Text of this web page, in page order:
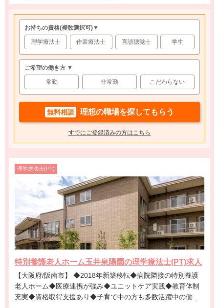
お持ちの資格(複数選択可)▼
理学療法士 作業療法士 言語聴覚士 学生
ご希望の働き方 ▼
常勤 非常勤 こだわらない
無料相談 理想の職場を探してもらう
すでにご登録済みの方はこちら
理学療法士(PT)
特別養護老人ホーム玉井泉陽園の理学療法士(PT)求人
【大阪府/阪南市】 ◆2018年新築移転◆病院隣接の特別養護
老人ホーム◆医療連携が強み◆ユニットケア実践◆教育体制
充実◆資格取得支援あり◆子育て中の方も多数活躍中の働き